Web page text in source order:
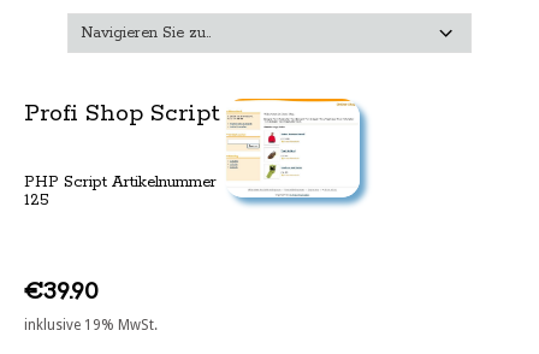
Profi Shop Script
PHP Script Artikelnummer
125
€39.90
inklusive 19% MwSt.